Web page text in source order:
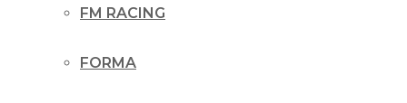
FM RACING
FORMA